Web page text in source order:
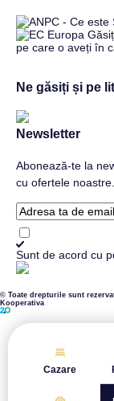
Ne găsiți și pe
Newsletter
Abonează-te la
cu ofertele noastre.
Sunt de acord cu
© Toate drepturile sunt
Kooperativa
Cazare